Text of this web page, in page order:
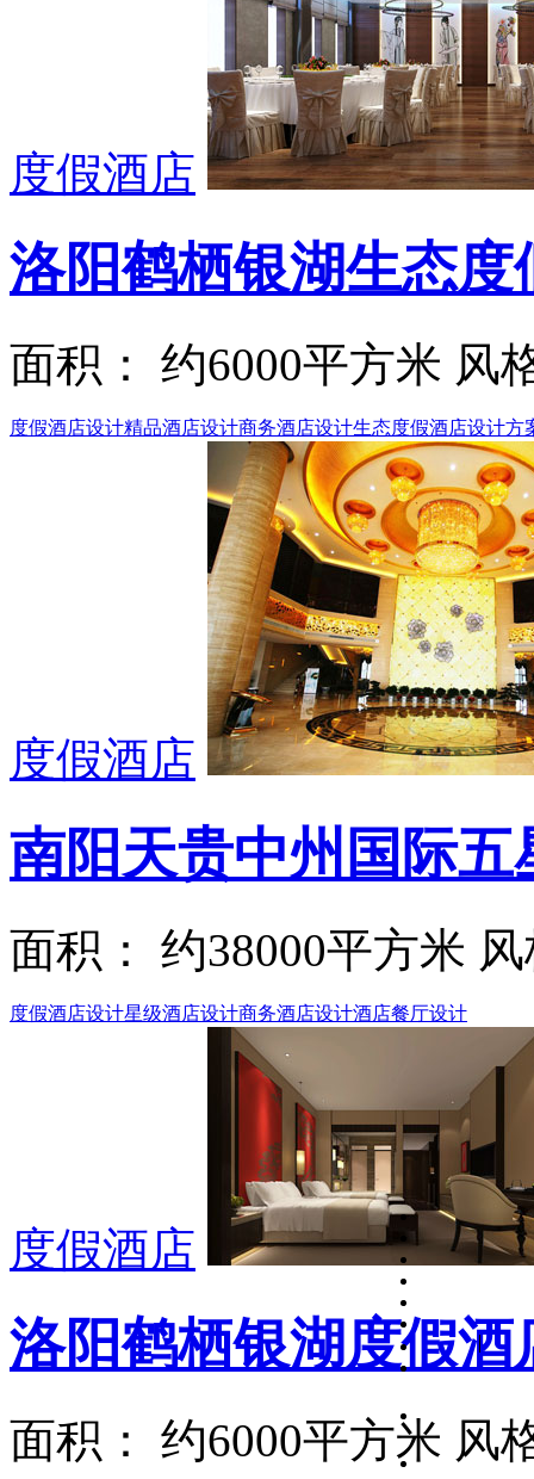
度假酒店
洛阳鹤栖银湖生态
面积： 约6000平方米 风
度假酒店设计精品酒店设计商务酒店设计生态度假酒店设计方
度假酒店
南阳天贵中州国际
面积： 约38000平方米
度假酒店设计星级酒店设计商务酒店设计酒店餐厅设计
度假酒店
洛阳鹤栖银湖度假
面积： 约6000平方米 风